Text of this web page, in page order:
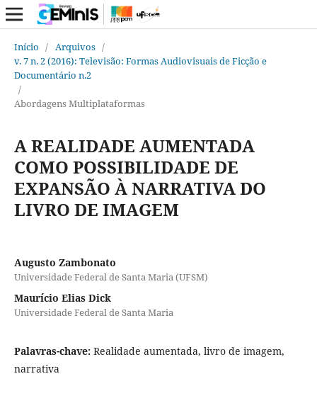
Início / Arquivos /
v. 7 n. 2 (2016): Televisão: Formas Audiovisuais de Ficção e
Documentário n.2
/
Abordagens Multiplataformas
A REALIDADE AUMENTADA
COMO POSSIBILIDADE DE
EXPANSÃO À NARRATIVA DO
LIVRO DE IMAGEM
Augusto Zambonato
Universidade Federal de Santa Maria (UFSM)
Maurício Elias Dick
Universidade Federal de Santa Maria
Palavras-chave: Realidade aumentada, livro de imagem,
narrativa